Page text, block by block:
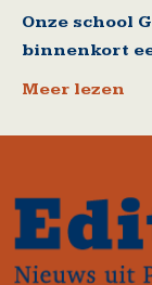
Onze school
binnenkort
Meer lezen